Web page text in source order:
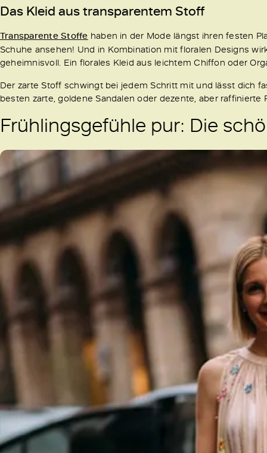
Das Kleid aus transparentem Stoff
Transparente Stoffe haben in der Mode längst ihren festen
Schuhe ansehen! Und in Kombination mit floralen Designs
geheimnisvoll. Ein florales Kleid aus leichtem Chiffon oder
Der zarte Stoff schwingt bei jedem Schritt mit und lässt dich
besten zarte, goldene Sandalen oder dezente, aber
Frühlingsgefühle pur: Die